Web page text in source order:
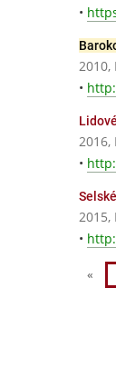
•
•
2016,
•
Selské
•
«